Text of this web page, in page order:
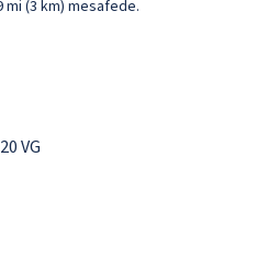
mi (3 km) mesafede.
VG